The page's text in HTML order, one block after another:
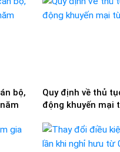
bộ,
Quy định về thủ
động khuyến mại